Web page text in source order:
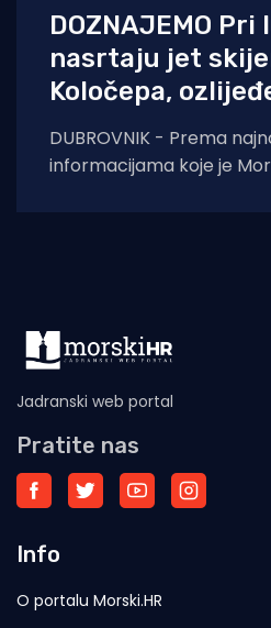
DOZNAJEMO Pri
nasrtaju jet
Koločepa,
DUBROVNIK - Prema
informacijama koje je
Jadranski web portal
Pratite nas
Info
O portalu Morski.HR